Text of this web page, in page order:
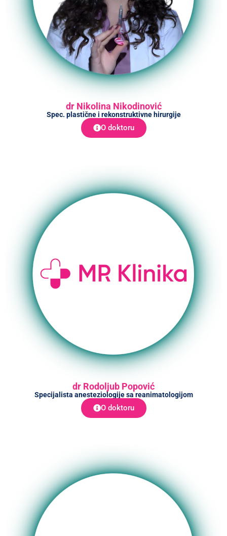
dr Nikolina Nikodinović
Spec. plastične i rekonstruktivne hirurgije
O doktoru
dr Rodoljub Popović
Specijalista anesteziologije sa reanimatologijom
O doktoru